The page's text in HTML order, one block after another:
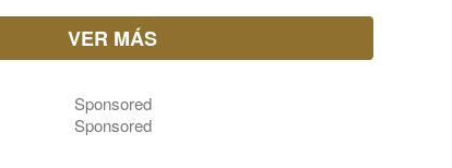
VER MÁS
Sponsored
Sponsored